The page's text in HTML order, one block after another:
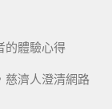
的體驗心得
慈濟人澄清網路